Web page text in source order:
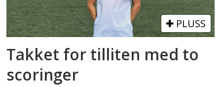
PLUSS
Takket for tilliten med to
scoringer